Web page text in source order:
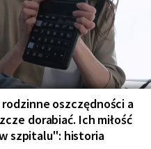
oszczędności a
dorabiać. Ich miłość
szpitalu": historia